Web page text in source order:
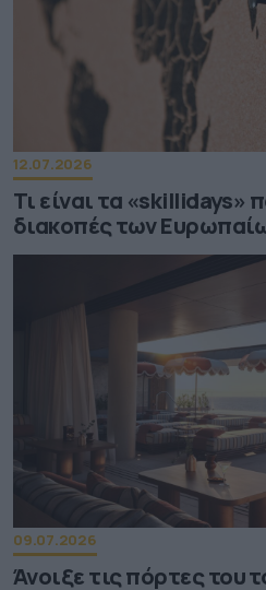
12.07.2026
Τι είναι τα «skillidays»
διακοπές των
09.07.2026
Άνοιξε τις πόρτες του